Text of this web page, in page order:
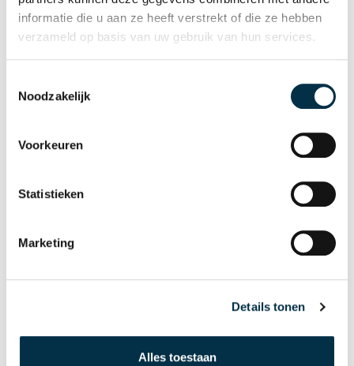
informatie die u aan ze heeft verstrekt of die ze hebben
verzameld op basis van uw gebruik van hun services.
Noodzakelijk
Voorkeuren
Statistieken
Marketing
Details tonen
Alles toestaan
Maaike Nieuwkamp, logopedist bij
Atlant
leerzaam